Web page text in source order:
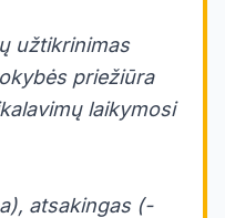
užtikrinimas
priežiūra
laikymosi
atsakingas (-